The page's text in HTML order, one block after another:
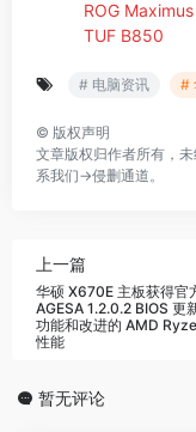
ROG
TUF B850
# 电脑资讯 #
© 版权声明
文章版权归作者所有，
系我们→侵删通道。
上一篇
华硕 X670E 主板获得官
AGESA 1.2.0.2 BIOS 更
功能和改进的 AMD
性能
暂无评论